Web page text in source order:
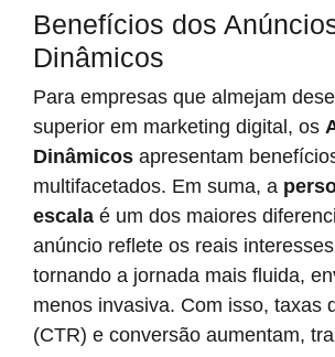
Benefícios dos
Dinâmicos
Para empresas que almejam
superior em marketing digital, os
Dinâmicos apresentam
multifacetados. Em suma, a
escala é um dos maiores
anúncio reflete os reais
tornando a jornada mais fluida,
menos invasiva. Com isso, taxas
(CTR) e conversão aumentam,